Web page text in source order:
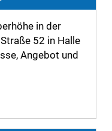
in der
52 in Halle
Angebot und